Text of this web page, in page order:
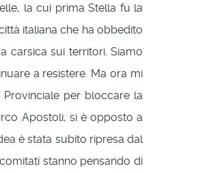
la cui prima Stella fu la
italiana che ha obbedito
carsica sui territori. Siamo
a resistere. Ma ora mi
Provinciale per bloccare la
Apostoli, si è opposto a
è stata subito ripresa dal
stanno pensando di